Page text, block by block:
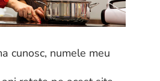
cunosc, numele meu